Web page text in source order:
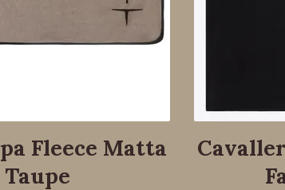
Fleece Matta